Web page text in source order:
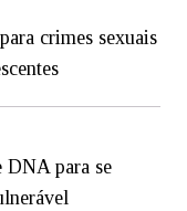
crimes sexuais
DNA para se